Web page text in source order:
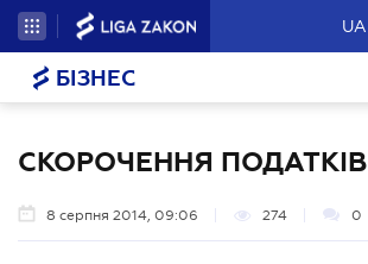
UA
БІЗНЕС
СКОРОЧЕННЯ ПОДАТКІВ
8 серпня 2014, 09:06 274 0